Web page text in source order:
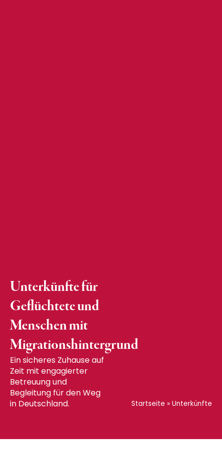
Unterkünfte für
Geflüchtete und
Menschen mit
Migrationshintergrund
Ein sicheres Zuhause auf
Zeit mit engagierter
Betreuung und
Begleitung für den Weg
in Deutschland.
Startseite » Unterkünfte